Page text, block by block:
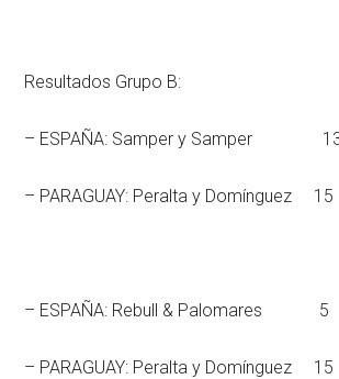
Resultados Grupo B:
– ESPAÑA: Samper y Samper
– PARAGUAY: Peralta y Domínguez 15
– ESPAÑA: Rebull & Palomares 5
– PARAGUAY: Peralta y Domínguez 15